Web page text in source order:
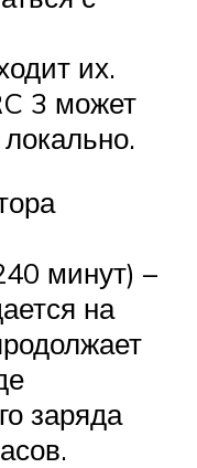
их.
3 может
минут) –
на
заряда